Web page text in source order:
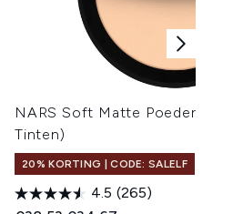
NARS Soft Matte Poeder 9g
Tinten)
20% KORTING | CODE: SALELF
4.5 (265)